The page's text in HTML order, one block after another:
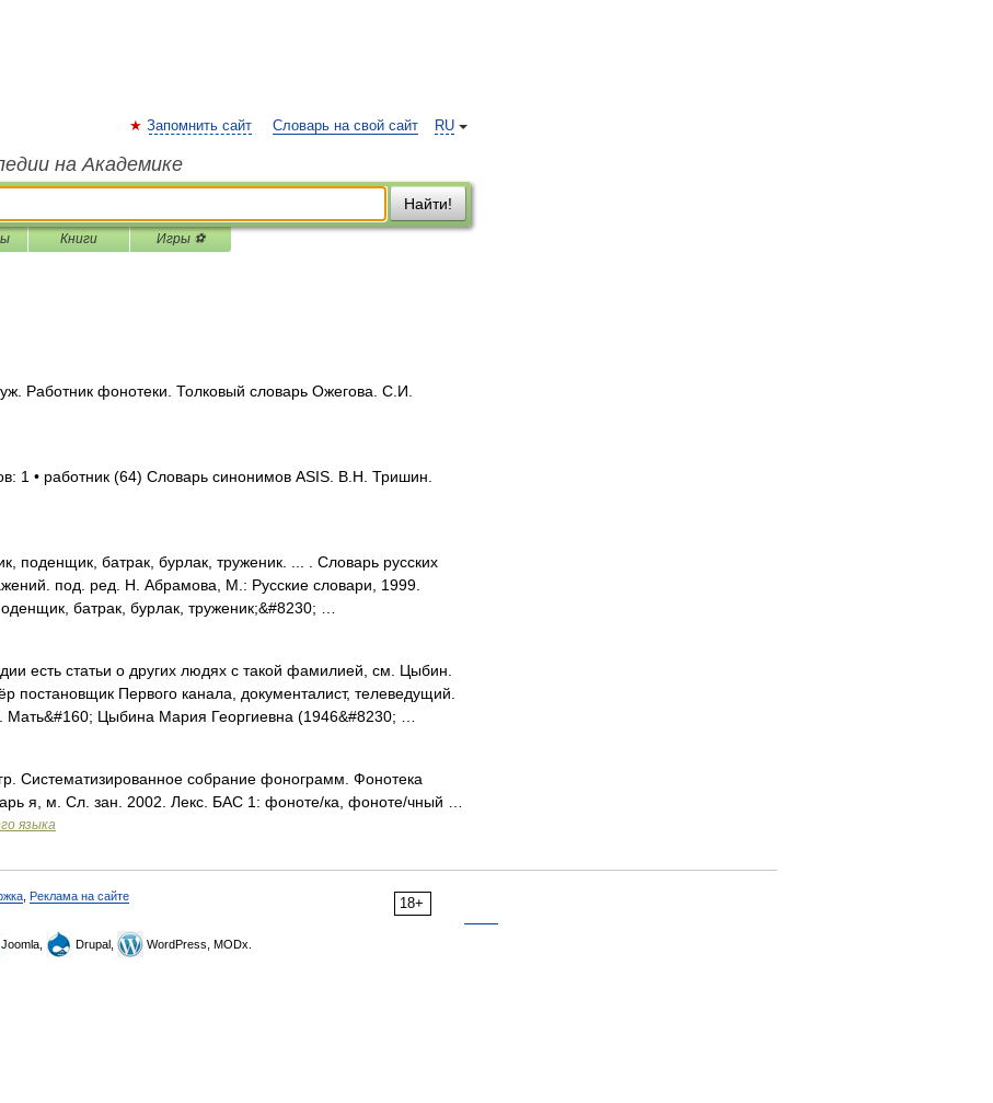
RU
Запомнить сайт Словарь на свой сайт
на Академике
Найти!
Книги Игры ⚽
фонотеки. Толковый словарь Ожегова. С.И.
1 • работник (64) Словарь синонимов ASIS. В.Н. Тришин.
поденщик, батрак, бурлак, труженик. ... . Словарь русских
под. ред. Н. Абрамова, М.: Русские словари, 1999.
батрак, бурлак, труженик;&#8230; …
есть статьи о других людях с такой фамилией, см. Цыбин.
постановщик Первого канала, документалист, телеведущий.
Мать&#160; Цыбина Мария Георгиевна (1946&#8230; …
Систематизированное собрание фонограмм. Фонотека
я, м. Сл. зан. 2002. Лекс. БАС 1: фоноте/ка, фоноте/чный …
языка
18+
Реклама на сайте
Joomla, Drupal, WordPress, MODx.